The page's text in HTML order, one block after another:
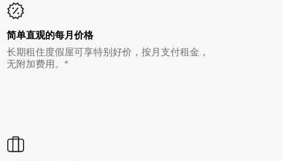
简单直观的每月价格
长期租住度假屋可享特别好价，按月支付租金，
无附加费用。*